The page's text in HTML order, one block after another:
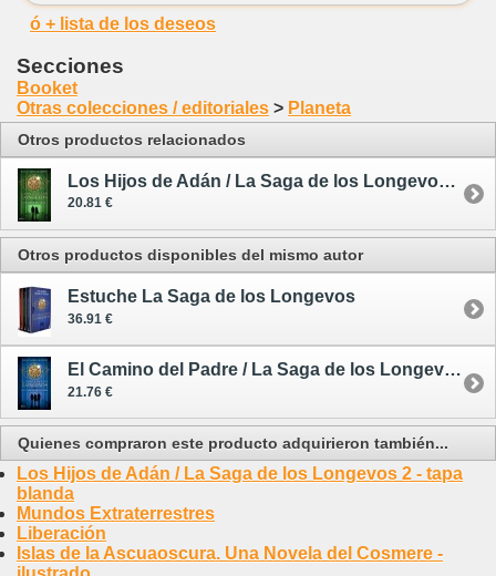
ó + lista de los deseos
Secciones
Booket
Otras colecciones / editoriales > Planeta
Otros productos relacionados
Los Hijos de Adán / La Saga de los Longevos 2 - tapa dura
20.81 €
Otros productos disponibles del mismo autor
Estuche La Saga de los Longevos
36.91 €
El Camino del Padre / La Saga de los Longevos 3
21.76 €
Quienes compraron este producto adquirieron también...
Los Hijos de Adán / La Saga de los Longevos 2 - tapa
blanda
Mundos Extraterrestres
Liberación
Islas de la Ascuaoscura. Una Novela del Cosmere -